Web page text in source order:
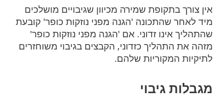
אין צורך בתקופת שמירה מכיוון שגיבויים מושלכים
מיד לאחר שהתכונה 'הגנה מפני נוזקות כופר' קובעת
שהתהליך אינו זדוני. אם 'הגנה מפני נוזקות כופר'
מזהה את התהליך כזדוני, הקבצים בגיבוי משוחזרים
לתיקיות המקוריות שלהם.
מגבלות גיבוי